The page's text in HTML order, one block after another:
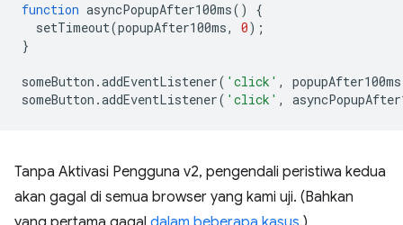
function asyncPopupAfter100ms()
{
setTimeout(popupAfter100ms, 0);
}
someButton .addEventListener( 'click' , popupAfter100ms
someButton .addEventListener( 'click' ,
Tanpa Aktivasi Pengguna v2, pengendali peristiwa kedua
akan gagal di semua browser yang kami uji. (Bahkan